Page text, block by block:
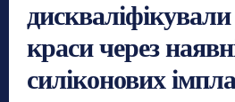
краси через
силіконових